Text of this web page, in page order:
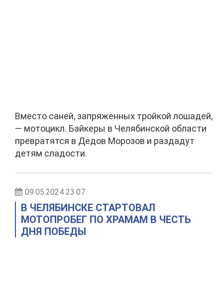
Вместо саней, запряженных тройкой лошадей,
— мотоцикл. Байкеры в Челябинской области
превратятся в Дедов Морозов и раздадут
детям сладости.
09.05.2024 23:07
В ЧЕЛЯБИНСКЕ СТАРТОВАЛ
МОТОПРОБЕГ ПО ХРАМАМ В ЧЕСТЬ
ДНЯ ПОБЕДЫ